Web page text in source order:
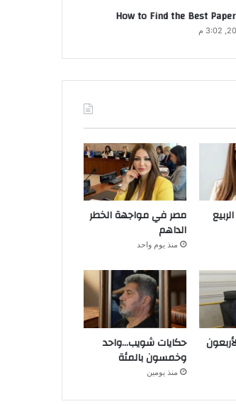
How to Find the Best
مصر في مواجهة الخطر
الداهم
منذ يوم واحد
حكايات شويب…واحد
وخمسون بالمئة
منذ يومين